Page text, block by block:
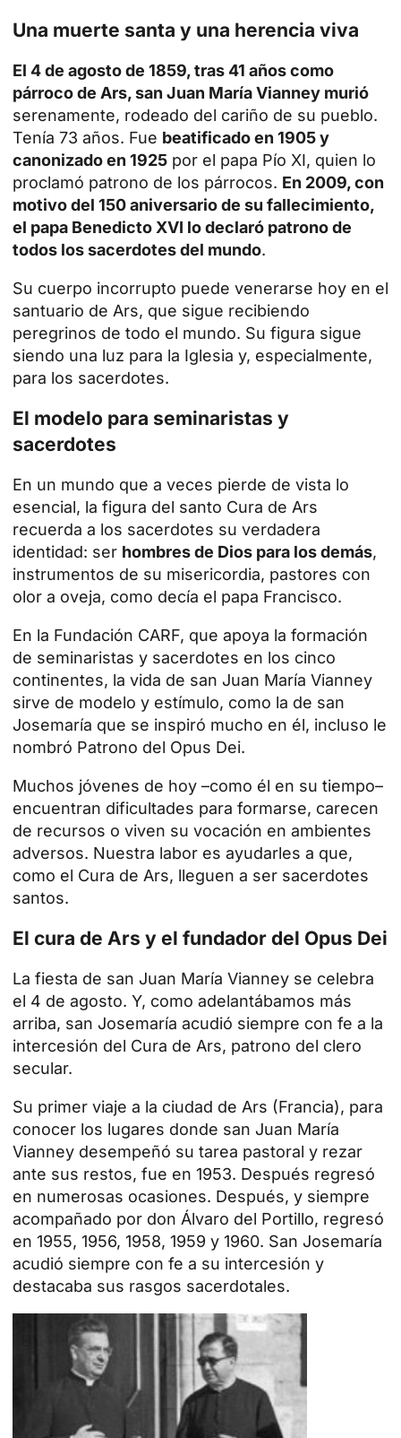
Una muerte santa y una herencia viva
El 4 de agosto de 1859, tras 41 años como
párroco de Ars, san Juan María Vianney murió
serenamente, rodeado del cariño de su pueblo.
Tenía 73 años. Fue beatificado en 1905 y
canonizado en 1925 por el papa Pío XI, quien lo
proclamó patrono de los párrocos. En 2009, con
motivo del 150 aniversario de su fallecimiento,
el papa Benedicto XVI lo declaró patrono de
todos los sacerdotes del mundo.
Su cuerpo incorrupto puede venerarse hoy en el
santuario de Ars, que sigue recibiendo
peregrinos de todo el mundo. Su figura sigue
siendo una luz para la Iglesia y, especialmente,
para los sacerdotes.
El modelo para seminaristas y
sacerdotes
En un mundo que a veces pierde de vista lo
esencial, la figura del santo Cura de Ars
recuerda a los sacerdotes su verdadera
identidad: ser hombres de Dios para los demás,
instrumentos de su misericordia, pastores con
olor a oveja, como decía el papa Francisco.
En la Fundación CARF, que apoya la formación
de seminaristas y sacerdotes en los cinco
continentes, la vida de san Juan María Vianney
sirve de modelo y estímulo, como la de san
Josemaría que se inspiró mucho en él, incluso le
nombró Patrono del Opus Dei.
Muchos jóvenes de hoy –como él en su tiempo–
encuentran dificultades para formarse, carecen
de recursos o viven su vocación en ambientes
adversos. Nuestra labor es ayudarles a que,
como el Cura de Ars, lleguen a ser sacerdotes
santos.
El cura de Ars y el fundador del Opus Dei
La fiesta de san Juan María Vianney se celebra
el 4 de agosto. Y, como adelantábamos más
arriba, san Josemaría acudió siempre con fe a la
intercesión del Cura de Ars, patrono del clero
secular.
Su primer viaje a la ciudad de Ars (Francia), para
conocer los lugares donde san Juan María
Vianney desempeñó su tarea pastoral y rezar
ante sus restos, fue en 1953. Después regresó
en numerosas ocasiones. Después, y siempre
acompañado por don Álvaro del Portillo, regresó
en 1955, 1956, 1958, 1959 y 1960. San Josemaría
acudió siempre con fe a su intercesión y
destacaba sus rasgos sacerdotales.